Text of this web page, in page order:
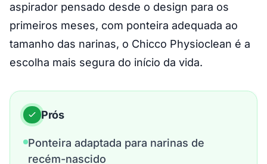
aspirador pensado desde o design para os
primeiros meses, com ponteira adequada ao
tamanho das narinas, o Chicco Physioclean é a
escolha mais segura do início da vida.
Prós
Ponteira adaptada para narinas de
recém-nascido